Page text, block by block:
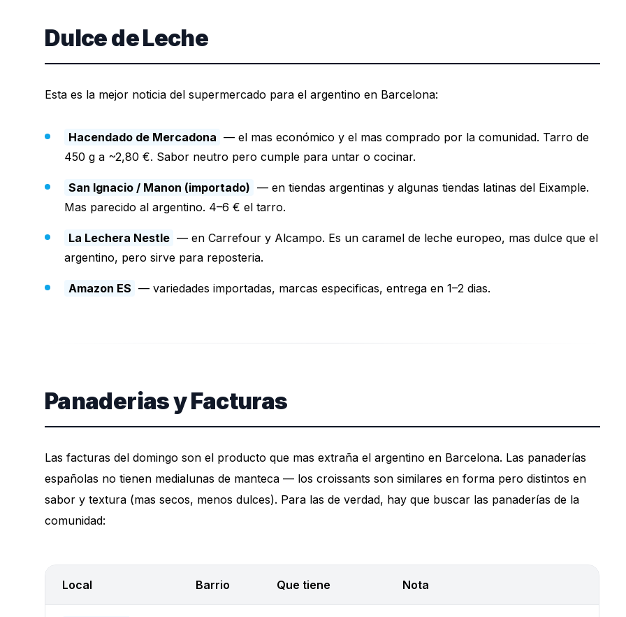
Dulce de Leche
Esta es la mejor noticia del supermercado para el argentino en Barcelona:
Hacendado de Mercadona — el mas económico y el mas comprado por la comunidad. Tarro de
450 g a ~2,80 €. Sabor neutro pero cumple para untar o cocinar.
San Ignacio / Manon (importado) — en tiendas argentinas y algunas tiendas latinas del Eixample.
Mas parecido al argentino. 4–6 € el tarro.
La Lechera Nestle — en Carrefour y Alcampo. Es un caramel de leche europeo, mas dulce que el
argentino, pero sirve para reposteria.
Amazon ES — variedades importadas, marcas especificas, entrega en 1–2 dias.
Panaderias y Facturas
Las facturas del domingo son el producto que mas extraña el argentino en Barcelona. Las panaderías
españolas no tienen medialunas de manteca — los croissants son similares en forma pero distintos en
sabor y textura (mas secos, menos dulces). Para las de verdad, hay que buscar las panaderías de la
comunidad:
Local Barrio Que tiene Nota